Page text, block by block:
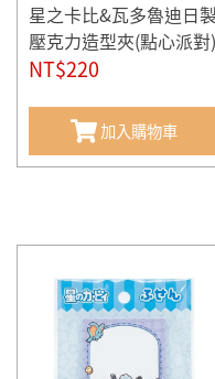
星之卡比&瓦多魯迪日製
壓克力造型夾(點心派對)
NT$220
加入購物車